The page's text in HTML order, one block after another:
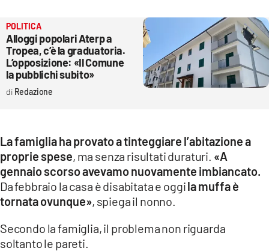
POLITICA
Alloggi popolari Aterp a
Tropea, c’è la graduatoria.
L’opposizione: «Il Comune
la pubblichi subito»
Redazione
La famiglia ha provato a tinteggiare l’abitazione a
proprie spese, ma senza risultati duraturi. «A
gennaio scorso avevamo nuovamente imbiancato.
Da febbraio la casa è disabitata e oggila muffa è
tornata ovunque», spiega il nonno.
Secondo la famiglia, il problema non riguarda
soltanto le pareti.